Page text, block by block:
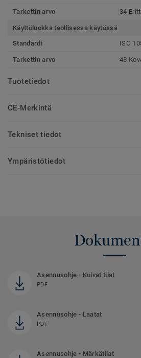
Tarkettin arvo 34
Käyttöluokka teollisessa käytössä
Standardi
ISO
Tarkettin arvo 43
Tuotetiedot
CE-Merkintä
Tekniset tiedot
Ympäristötiedot
Asennusohje - Kuivat tilat
PDF
Asennusohje - Laatat
PDF
Asennusohje - Märkätilat